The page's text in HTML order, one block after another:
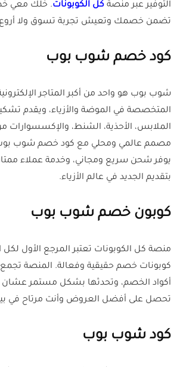
التوفير عبر منصة كل الكوبونات. خلك معي
تضمن خصمك وتعيش تجربة تسوق ولا
كود خصم شوب بوب
شوب بوب هو واحد من أكبر المتاجر
المتخصصة في الموضة والأزياء، ويقدم
الملابس، الأحذية، الشنط، والإكسسوارات
يوفر شحن سريع ومجاني، وخدمة عملاء
بتقديم الجديد في عالم الأزياء.
كوبون خصم شوب بوب
منصة كل الكوبونات تعتبر المرجع الأول لكل
كوبونات خصم حقيقية وفعالة. المنصة
أكواد الخصم، وتحدثها بشكل مستمر عشان
تحصل على أفضل العروض وأنت مرتاح في
كود شوب بوب